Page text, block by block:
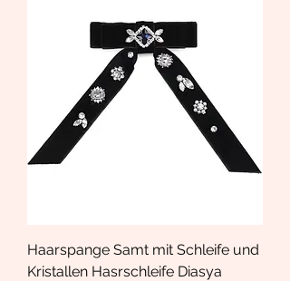
Haarspange Samt mit Schleife und
Kristallen Hasrschleife Diasya